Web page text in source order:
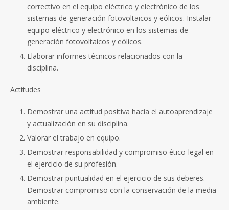
correctivo en el equipo eléctrico y electrónico de los
sistemas de generación fotovoltaicos y eólicos. Instalar
equipo eléctrico y electrónico en los sistemas de
generación fotovoltaicos y eólicos.
Elaborar informes técnicos relacionados con la
disciplina.
Actitudes
Demostrar una actitud positiva hacia el autoaprendizaje
y actualización en su disciplina.
Valorar el trabajo en equipo.
Demostrar responsabilidad y compromiso ético-legal en
el ejercicio de su profesión.
Demostrar puntualidad en el ejercicio de sus deberes.
Demostrar compromiso con la conservación de la media
ambiente.